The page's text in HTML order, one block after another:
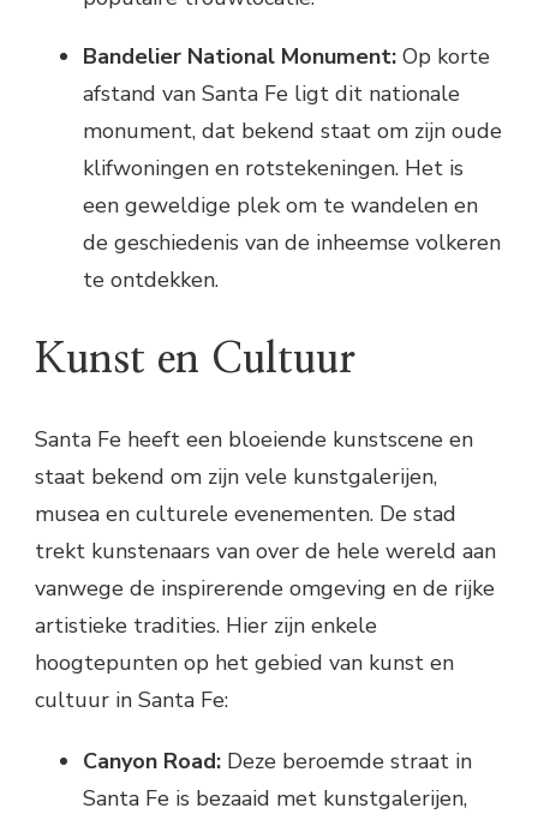
Bandelier National Monument: Op korte
afstand van Santa Fe ligt dit nationale
monument, dat bekend staat om zijn oude
klifwoningen en rotstekeningen. Het is
een geweldige plek om te wandelen en
de geschiedenis van de inheemse volkeren
te ontdekken.
Kunst en Cultuur
Santa Fe heeft een bloeiende kunstscene en
staat bekend om zijn vele kunstgalerijen,
musea en culturele evenementen. De stad
trekt kunstenaars van over de hele wereld aan
vanwege de inspirerende omgeving en de rijke
artistieke tradities. Hier zijn enkele
hoogtepunten op het gebied van kunst en
cultuur in Santa Fe:
Canyon Road: Deze beroemde straat in
Santa Fe is bezaaid met kunstgalerijen,